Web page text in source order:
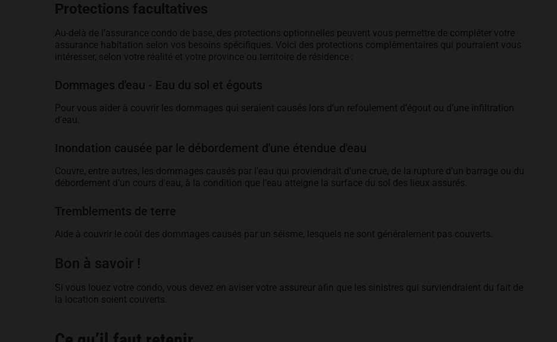
Protections facultatives
Au-delà de l’assurance condo de base, des protections optionnelles peuvent vous permettre de compléter votre
assurance habitation selon vos besoins spécifiques. Voici des protections complémentaires qui pourraient vous
intéresser, selon votre réalité et votre province ou territoire de résidence :
Dommages d'eau - Eau du sol et égouts
Pour vous aider à couvrir les dommages qui seraient causés lors d’un refoulement d’égout ou d’une infiltration
d’eau.
Inondation causée par le débordement d'une étendue d'eau
Couvre, entre autres, les dommages causés par l’eau qui proviendrait d’une crue, de la rupture d’un barrage ou du
débordement d’un cours d’eau, à la condition que l’eau atteigne la surface du sol des lieux assurés.
Tremblements de terre
Aide à couvrir le coût des dommages causés par un séisme, lesquels ne sont généralement pas couverts.
Bon à savoir !
Si vous louez votre condo, vous devez en aviser votre assureur afin que les sinistres qui surviendraient du fait de
la location soient couverts.